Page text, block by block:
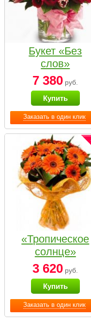
Заказать в один клик
Букет «Без
слов»
7 380 руб.
Купить
Заказать в один клик
«Тропическое
солнце»
3 620 руб.
Купить